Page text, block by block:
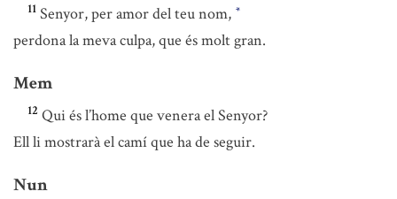
11 Senyor, per amor del teu nom, *
perdona la meva culpa, que és molt gran.
Mem
12 Qui és l’home que venera el Senyor?
Ell li mostrarà el camí que ha de seguir.
Nun